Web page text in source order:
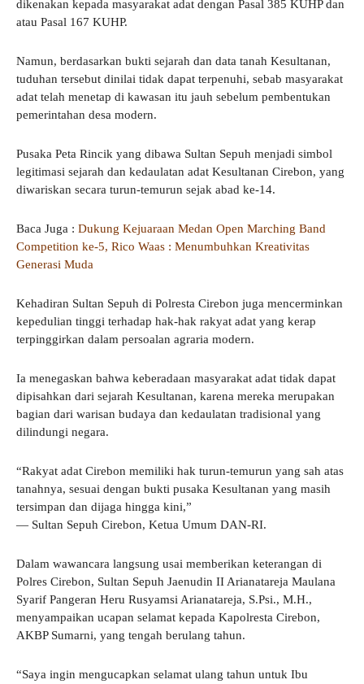
dikenakan kepada masyarakat adat dengan Pasal 385 KUHP dan
atau Pasal 167 KUHP.
Namun, berdasarkan bukti sejarah dan data tanah Kesultanan,
tuduhan tersebut dinilai tidak dapat terpenuhi, sebab masyarakat
adat telah menetap di kawasan itu jauh sebelum pembentukan
pemerintahan desa modern.
Pusaka Peta Rincik yang dibawa Sultan Sepuh menjadi simbol
legitimasi sejarah dan kedaulatan adat Kesultanan Cirebon, yang
diwariskan secara turun-temurun sejak abad ke-14.
Baca Juga : Dukung Kejuaraan Medan Open Marching Band
Competition ke-5, Rico Waas : Menumbuhkan Kreativitas
Generasi Muda
Kehadiran Sultan Sepuh di Polresta Cirebon juga mencerminkan
kepedulian tinggi terhadap hak-hak rakyat adat yang kerap
terpinggirkan dalam persoalan agraria modern.
Ia menegaskan bahwa keberadaan masyarakat adat tidak dapat
dipisahkan dari sejarah Kesultanan, karena mereka merupakan
bagian dari warisan budaya dan kedaulatan tradisional yang
dilindungi negara.
“Rakyat adat Cirebon memiliki hak turun-temurun yang sah atas
tanahnya, sesuai dengan bukti pusaka Kesultanan yang masih
tersimpan dan dijaga hingga kini,”
— Sultan Sepuh Cirebon, Ketua Umum DAN-RI.
Dalam wawancara langsung usai memberikan keterangan di
Polres Cirebon, Sultan Sepuh Jaenudin II Arianatareja Maulana
Syarif Pangeran Heru Rusyamsi Arianatareja, S.Psi., M.H.,
menyampaikan ucapan selamat kepada Kapolresta Cirebon,
AKBP Sumarni, yang tengah berulang tahun.
“Saya ingin mengucapkan selamat ulang tahun untuk Ibu